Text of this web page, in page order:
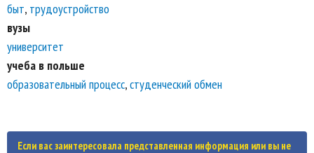
быт, трудоустройство
вузы
университет
учеба в польше
образовательный процесс,студенческий обмен
Если вас заинтересовала представленная информация или вы не